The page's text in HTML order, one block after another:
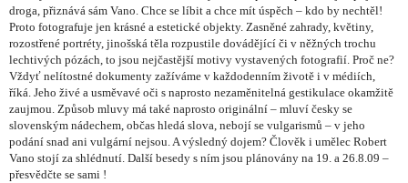
droga, přiznává sám Vano. Chce se líbit a chce mít úspěch – kdo by nechtěl!
Proto fotografuje jen krásné a estetické objekty. Zasněné zahrady, květiny,
rozostřené portréty, jinošská těla rozpustile dovádějící či v něžných trochu
lechtivých pózách, to jsou nejčastější motivy vystavených fotografií. Proč ne?
Vždyť nelítostné dokumenty zažíváme v každodenním životě i v médiích,
říká. Jeho živé a usměvavé oči s naprosto nezaměnitelná gestikulace okamžitě
zaujmou. Způsob mluvy má také naprosto originální – mluví česky se
slovenským nádechem, občas hledá slova, nebojí se vulgarismů – v jeho
podání snad ani vulgární nejsou. A výsledný dojem? Člověk i umělec Robert
Vano stojí za shlédnutí. Další besedy s ním jsou plánovány na 19. a 26.8.09 –
přesvědčte se sami !